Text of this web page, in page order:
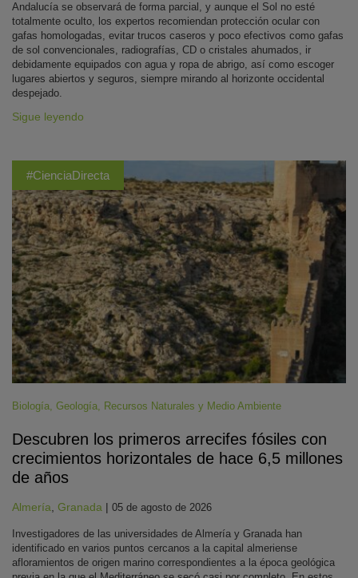
Andalucía se observará de forma parcial, y aunque el Sol no esté
totalmente oculto, los expertos recomiendan protección ocular con
gafas homologadas, evitar trucos caseros y poco efectivos como gafas
de sol convencionales, radiografías, CD o cristales ahumados, ir
debidamente equipados con agua y ropa de abrigo, así como escoger
lugares abiertos y seguros, siempre mirando al horizonte occidental
despejado.
Sigue leyendo
#CienciaDirecta
Biología, Geología, Recursos Naturales y Medio Ambiente
Descubren los primeros arrecifes fósiles con
crecimientos horizontales de hace 6,5 millones
de años
Almería Granada | 05 de agosto de 2026
Investigadores de las universidades de Almería y Granada han
identificado en varios puntos cercanos a la capital almeriense
afloramientos de origen marino correspondientes a la época geológica